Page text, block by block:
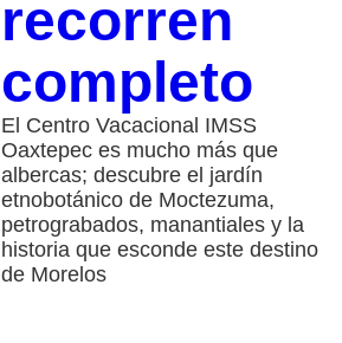
recorren
completo
El Centro Vacacional IMSS
Oaxtepec es mucho más que
albercas; descubre el jardín
etnobotánico de Moctezuma,
petrograbados, manantiales y la
historia que esconde este destino
de Morelos